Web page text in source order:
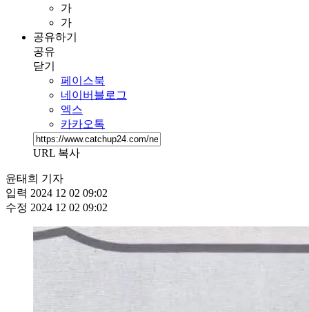
가
가
공유하기
공유
닫기
페이스북
네이버블로그
엑스
카카오톡
URL 복사
윤태희 기자
입력 2024 12 02 09:02
수정 2024 12 02 09:02